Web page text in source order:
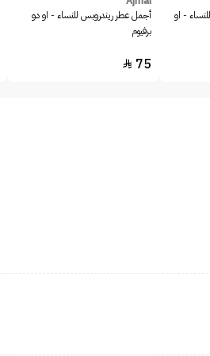
- او
أجمل عطر ريندروبس للنساء - او دو
برفيوم
75
